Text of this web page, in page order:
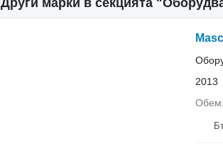
Други марки в секцията
2013
Обем